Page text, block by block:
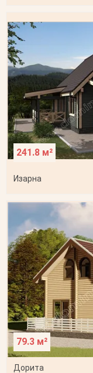
241.8 м²
Изарна
79.3 м²
Дорита